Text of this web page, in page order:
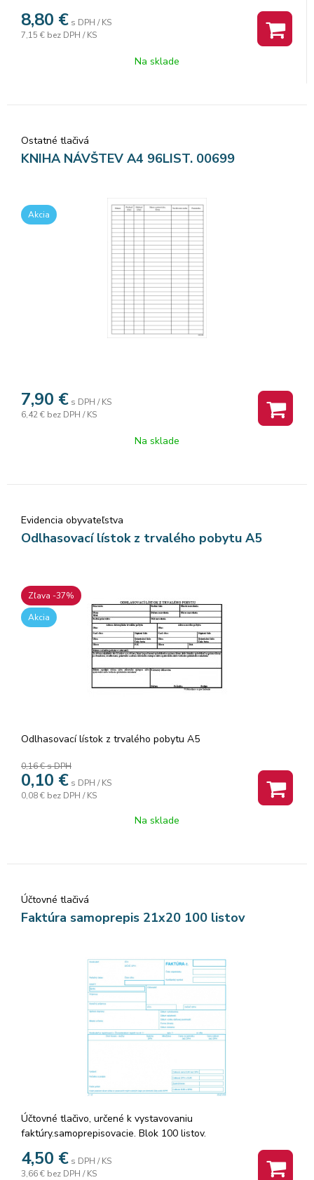
8,80 € s DPH / KS
7,15 € bez DPH / KS
Na sklade
Ostatné tlačivá
KNIHA NÁVŠTEV A4 96LIST. 00699
Akcia
7,90 € s DPH / KS
6,42 € bez DPH / KS
Na sklade
Evidencia obyvateľstva
Odlhasovací lístok z trvalého pobytu A5
Zľava -37%
Akcia
Odlhasovací lístok z trvalého pobytu A5
0,16 €s DPH
0,10 € s DPH / KS
0,08 € bez DPH / KS
Na sklade
Účtovné tlačivá
Faktúra samoprepis 21x20 100 listov
Účtovné tlačivo, určené k vystavovaniu
faktúry.samoprepisovacie. Blok 100 listov.
4,50 € s DPH / KS
3,66 € bez DPH / KS